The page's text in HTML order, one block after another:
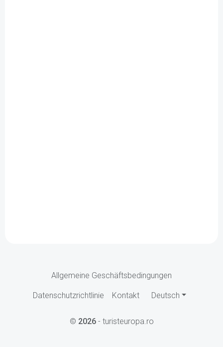
Allgemeine Geschäftsbedingungen
Datenschutzrichtlinie Kontakt Deutsch
© 2026- turisteuropa.ro